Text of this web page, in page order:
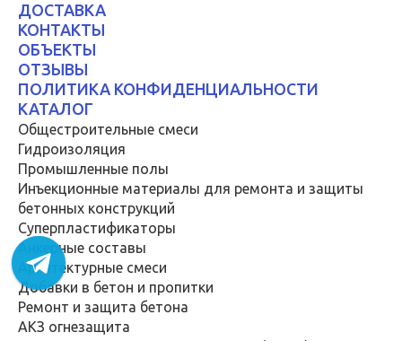
ДОСТАВКА
КОНТАКТЫ
ОБЪЕКТЫ
ОТЗЫВЫ
ПОЛИТИКА КОНФИДЕНЦИАЛЬНОСТИ
КАТАЛОГ
Общестроительные смеси
Гидроизоляция
Промышленные полы
Инъекционные материалы для ремонта и защиты
бетонных конструкций
Суперпластификаторы
Анкерные составы
Архитектурные смеси
Добавки в бетон и пропитки
Ремонт и защита бетона
АКЗ огнезащита